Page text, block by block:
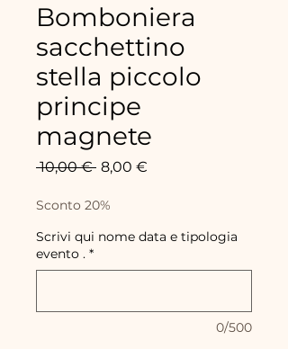
Bomboniera
sacchettino
stella piccolo
principe
magnete
10,00 € Standardpreis
8,00 €
Sconto 20%
Scrivi qui nome data e tipologia
evento . *
0/500